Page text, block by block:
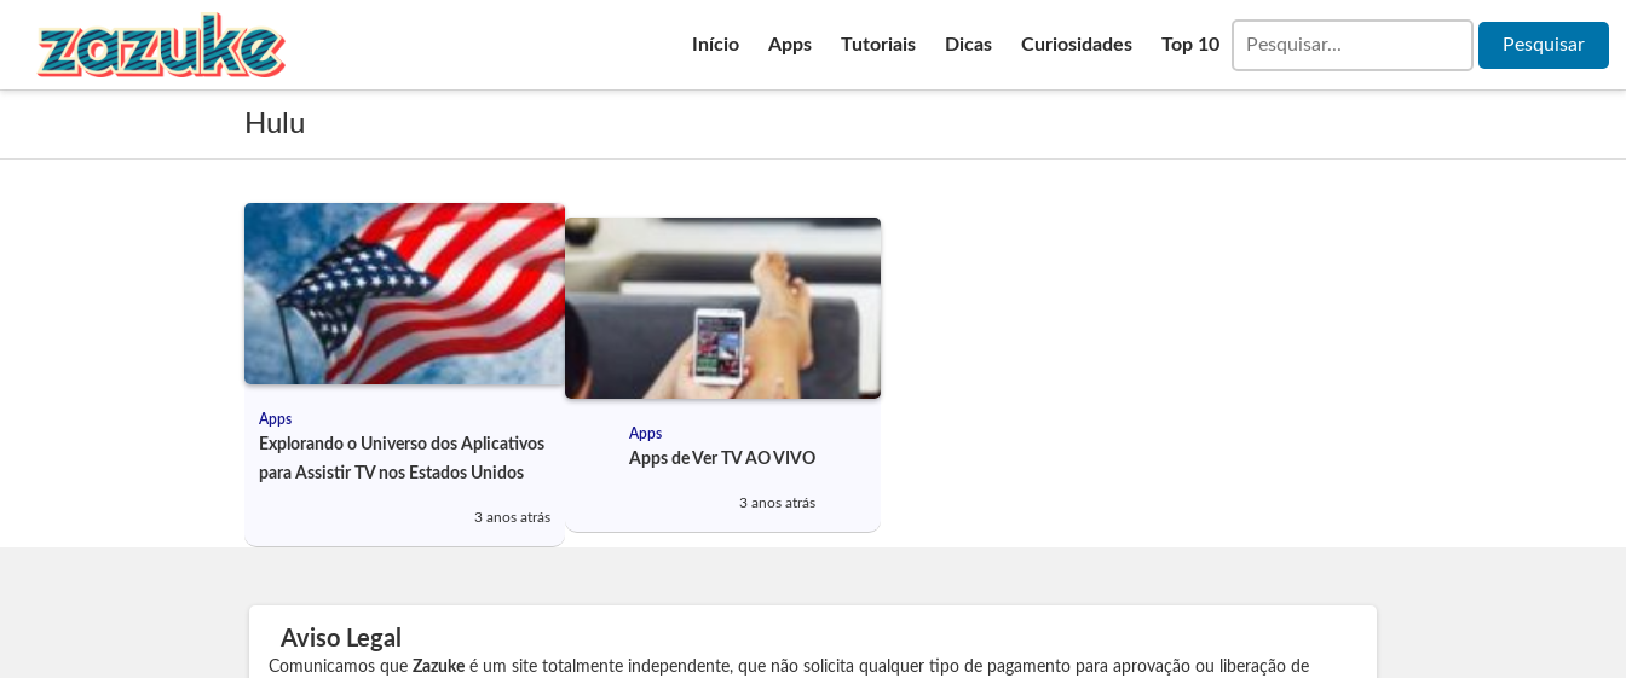
Início Apps Tutoriais Dicas Curiosidades Top 10
Hulu
Apps
Explorando o Universo dos Aplicativos
para Assistir TV nos Estados Unidos
3 anos atrás
Apps
Apps de Ver TV AO VIVO
3 anos atrás
Aviso Legal
Comunicamos que Zazuke é um site totalmente independente, que não solicita qualquer tipo de pagamento para aprovação ou liberação de